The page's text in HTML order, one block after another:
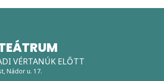
VÉRTANÚK ELŐTT
Nádor u. 17.